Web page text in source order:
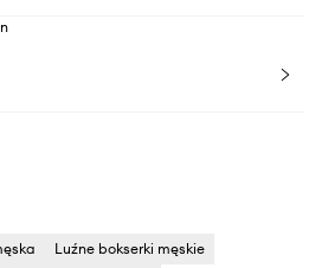
Luźne bokserki męskie